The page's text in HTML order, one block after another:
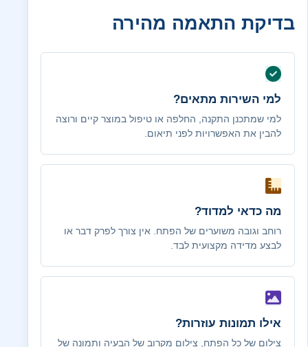
בדיקת התאמה מהירה
למי השירות מתאים?
למי שמתכנן התקנה, החלפה או טיפול במוצר קיים ורוצה
להבין את האפשרויות לפני תיאום.
מה כדאי למדוד?
רוחב וגובה משוערים של הפתח. אין צורך לפרק דבר או
לבצע מדידה מקצועית לבד.
אילו תמונות עוזרות?
צילום של כל הפתח, צילום מקרוב של הבעיה ותמונה של